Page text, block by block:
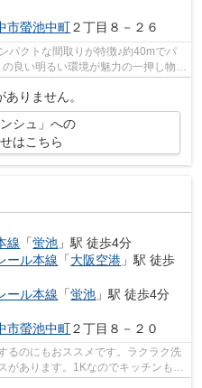
市螢池中町２丁目８－２６
パクトな間取りが特徴♪約40mでパ
良い明るい環境が魅力の一押し物件
...
りません。
シュ」への
はこちら
線 「蛍池 」駅 徒歩4分
ール本線 「大阪空港 」駅 徒歩
ール本線 「蛍池 」駅 徒歩4分
市螢池中町２丁目８－２０
るのにもおススメです。ラクラク洗
があります。1Kなのでキッチンも快